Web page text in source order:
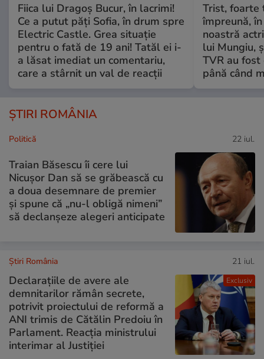
Fiica lui Dragoș Bucur, în lacrimi!
Ce a putut păți Sofia, în drum spre
Electric Castle. Grea situație
pentru o fată de 19 ani! Tatăl ei i-
a lăsat imediat un comentariu,
care a stârnit un val de reacții
Trist, foarte
împreună,
noastră
lui Mungiu,
TVR au
până când
ȘTIRI ROMÂNIA
Politică 22 iul.
Traian Băsescu îi cere lui
Nicușor Dan să se grăbească cu
a doua desemnare de premier
și spune că „nu-l obligă nimeni”
să declanșeze alegeri anticipate
Exclusiv
Știri România 21 iul.
Declarațiile de avere ale
demnitarilor rămân secrete,
potrivit proiectului de reformă a
ANI trimis de Cătălin Predoiu în
Parlament. Reacția ministrului
interimar al Justiției